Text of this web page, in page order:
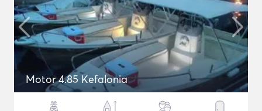
Motor 4.85 Kefalonia